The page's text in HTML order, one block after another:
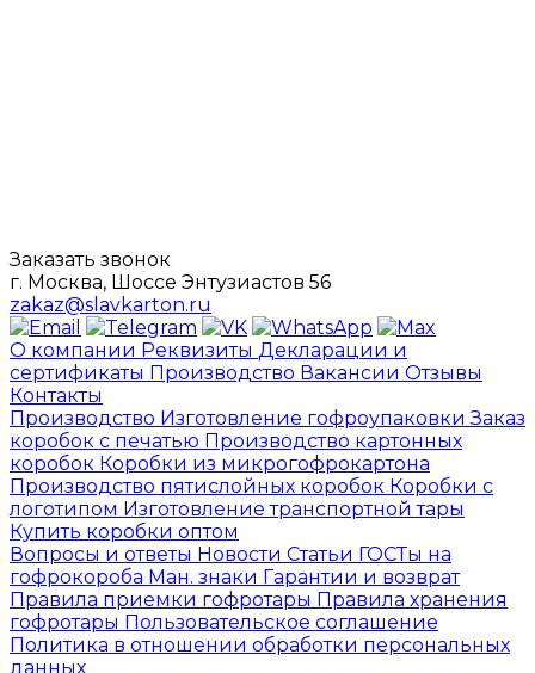
Заказать звонок
г. Москва, Шоссе Энтузиастов 56
zakaz@slavkarton.ru
О компании Реквизиты Декларации и
сертификаты Производство Вакансии Отзывы
Контакты
Производство Изготовление гофроупаковкиЗаказ
коробок с печатью Производство картонных
коробок Коробки из микрогофрокартона
Производство пятислойных коробок Коробки с
логотипом Изготовление транспортной тары
Купить коробки оптом
Вопросы и ответы Новости Статьи ГОСТы на
гофрокороба Ман. знаки Гарантии и возврат
Правила приемки гофротары Правила хранения
гофротары Пользовательское соглашение
Политика в отношении обработки персональных
данных